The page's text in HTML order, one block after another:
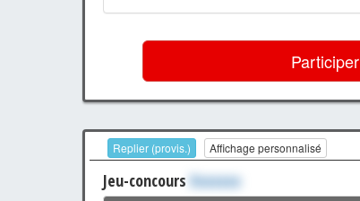
Participer
Replier (provis.) Affichage personnalisé
Jeu-concours Xxxxxxx